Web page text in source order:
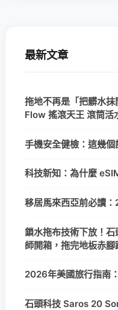
最新文章
拖地不再是「把髒水
Flow 搖滾天王 滾筒活
手機安全健檢：這幾個
科技新知：為什麼
移居馬來西亞前必讀
鎖水拖布技術下放！
師開箱，拖完地板赤腳
2026年美國旅行指南
石頭科技 Saros 20